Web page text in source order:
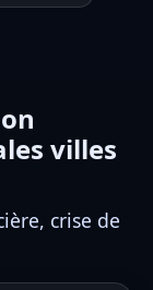
villes
crise de